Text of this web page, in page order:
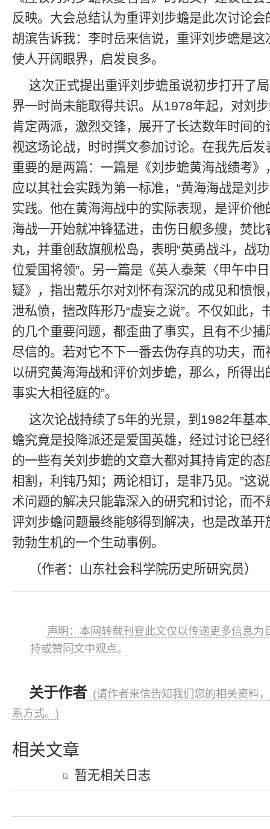
反映。大会总结认为重评刘步蟾是此次讨论
胡滨告诉我：李时岳来信说，重评刘步蟾是
使人开阔眼界，启发良多。
这次正式提出重评刘步蟾虽说初步打开了
界一时尚未能取得共识。从1978年起，对刘
肯定两派，激烈交锋，展开了长达数年时间
视这场论战，时时撰文参加讨论。在我先后
重要的是两篇：一篇是《刘步蟾黄海战绩考
应以其社会实践为第一标准，“黄海海战是刘
实践。他在黄海海战中的实际表现，是评价他
海战一开始就冲锋猛进，击伤日舰多艘，焚
丸，并重创敌旗舰松岛，表明“英勇战斗，战
位爱国将领”。另一篇是《英人泰莱〈甲午中
疑》，指出戴乐尔对刘怀有深沉的成见和愤
泄私愤，擅改阵形乃“虚妄之说”。不仅如此，
的几个重要问题，都歪曲了事实，且有不少
尽信的。若对它不下一番去伪存真的功夫，
以研究黄海海战和评价刘步蟾，那么，所得
事实大相径庭的”。
这次论战持续了5年的光景，到1982年基
蟾究竟是投降派还是爱国英雄，经过讨论已
的一些有关刘步蟾的文章大都对其持肯定的态
相割，利钝乃知；两论相订，是非乃见。”这
术问题的解决只能靠深入的研究和讨论，而
评刘步蟾问题最终能够得到解决，也是改革
勃勃生机的一个生动事例。
（作者：山东社会科学院历史所研究员）
声明：本网转载刊登此文仅以传递更多信息为
持或赞同文中观点。
关于作者 (请作者来信告知我们您的相关资料，
系方式。)
相关文章
暂无相关日志